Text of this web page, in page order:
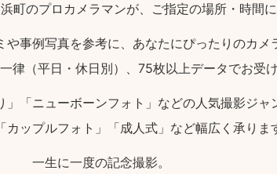
町のプロカメラマンが、ご指定の場所・時間
事例写真を参考に、あなたにぴったりのカメ
律（平日・休日別）、75枚以上データでお受
」「ニューボーンフォト」などの人気撮影ジャ
カップルフォト」「成人式」など幅広く承りま
一生に一度の記念撮影。